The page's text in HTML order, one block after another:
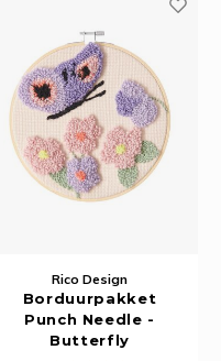
Rico Design
Borduurpakket
Punch Needle -
Butterfly